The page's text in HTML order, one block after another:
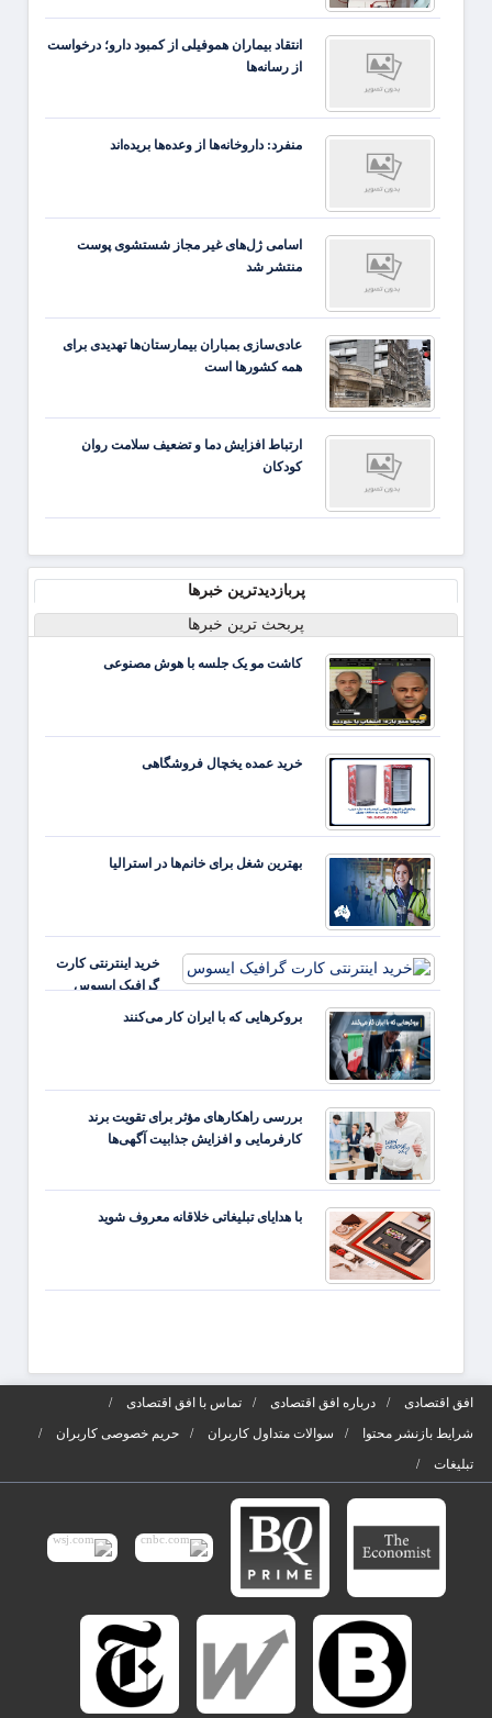
انتقاد بیماران هموفیلی از کمبود دارو؛ درخواست
از رسانه‌ها
منفرد: داروخانه‌ها از وعده‌ها بریده‌اند
اسامی ژل‌های غیر مجاز شستشوی پوست
منتشر شد
عادی‌سازی بمباران بیمارستان‌ها تهدیدی برای
همه کشورها است
ارتباط افزایش دما و تضعیف سلامت روان
کودکان
پربازدیدترین خبرها
پربحث ترین خبرها
کاشت مو یک جلسه با هوش مصنوعی
خرید عمده یخچال فروشگاهی
بهترین شغل برای خانم‌ها در استرالیا
خرید اینترنتی کارت
گرافیک ایسوس
بروکرهایی‌ که با ایران کار می‌کنند
بررسی راهکارهای مؤثر برای تقویت برند
کارفرمایی و افزایش جذابیت آگهی‌ها
با هدایای تبلیغاتی خلاقانه معروف شوید
افق اقتصادی درباره افق اقتصادی
تماس با افق اقتصادی
شرایط بازنشر محتوا
سوالات متداول کاربران
حریم خصوصی کاربران
تبلیغات